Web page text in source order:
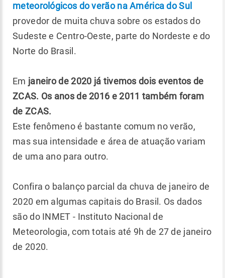
meteorológicos do verão na América do Sul
provedor de muita chuva sobre os estados do
Sudeste e Centro-Oeste, parte do Nordeste e do
Norte do Brasil.
Em janeiro de 2020 já tivemos dois eventos de
ZCAS. Os anos de 2016 e 2011 também foram
de ZCAS.
Este fenômeno é bastante comum no verão,
mas sua intensidade e área de atuação variam
de uma ano para outro.
Confira o balanço parcial da chuva de janeiro de
2020 em algumas capitais do Brasil. Os dados
são do INMET - Instituto Nacional de
Meteorologia, com totais até 9h de 27 de janeiro
de 2020.